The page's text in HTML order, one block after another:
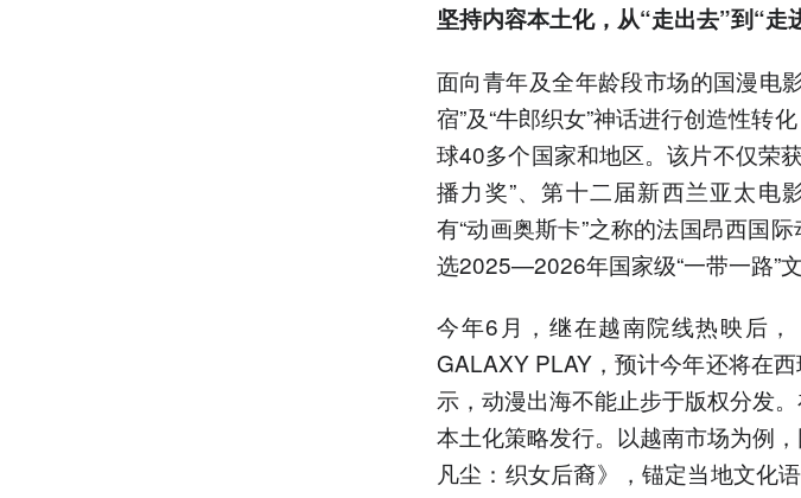
坚持内容本土化，从“走出去”到“走
面向青年及全年龄段市场的国漫电
宿”及“牛郎织女”神话进行创造性转
球40多个国家和地区。该片不仅荣
播力奖”、第十二届新西兰亚太电
有“动画奥斯卡”之称的法国昂西国
选2025—2026年国家级“一带一路”
今年6月，继在越南院线热映后
GALAXY PLAY，预计今年还将在
示，动漫出海不能止步于版权分发
本土化策略发行。以越南市场为例
凡尘：织女后裔》，锚定当地文化